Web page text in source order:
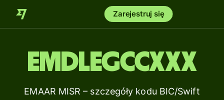
Zarejestruj się
EMDLEGCCXXX
EMAAR MISR – szczegóły kodu BIC/Swift